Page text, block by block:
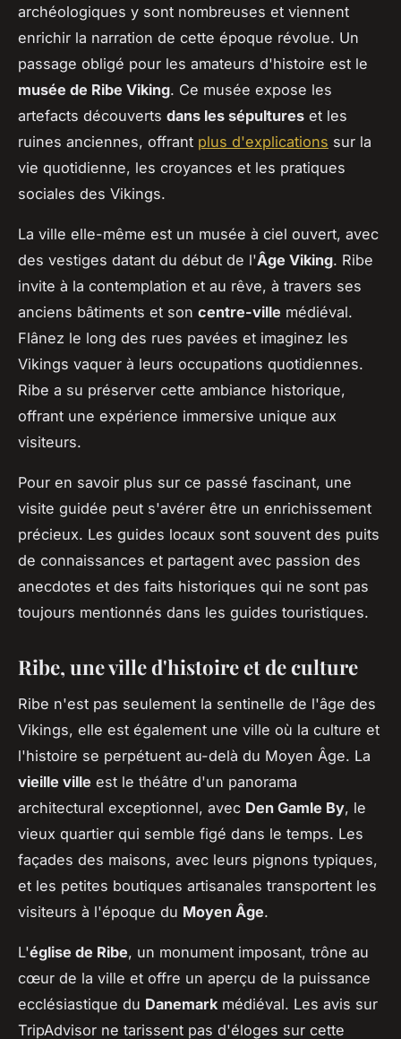
archéologiques y sont nombreuses et viennent
enrichir la narration de cette époque révolue. Un
passage obligé pour les amateurs d'histoire est le
musée de Ribe Viking. Ce musée expose les
artefacts découverts dans les sépultures et les
ruines anciennes, offrant plus d'explications sur la
vie quotidienne, les croyances et les pratiques
sociales des Vikings.
La ville elle-même est un musée à ciel ouvert, avec
des vestiges datant du début de l'Âge Viking. Ribe
invite à la contemplation et au rêve, à travers ses
anciens bâtiments et son centre-ville médiéval.
Flânez le long des rues pavées et imaginez les
Vikings vaquer à leurs occupations quotidiennes.
Ribe a su préserver cette ambiance historique,
offrant une expérience immersive unique aux
visiteurs.
Pour en savoir plus sur ce passé fascinant, une
visite guidée peut s'avérer être un enrichissement
précieux. Les guides locaux sont souvent des puits
de connaissances et partagent avec passion des
anecdotes et des faits historiques qui ne sont pas
toujours mentionnés dans les guides touristiques.
Ribe, une ville d'histoire et de culture
Ribe n'est pas seulement la sentinelle de l'âge des
Vikings, elle est également une ville où la culture et
l'histoire se perpétuent au-delà du Moyen Âge. La
vieille ville est le théâtre d'un panorama
architectural exceptionnel, avec Den Gamle By, le
vieux quartier qui semble figé dans le temps. Les
façades des maisons, avec leurs pignons typiques,
et les petites boutiques artisanales transportent les
visiteurs à l'époque du Moyen Âge.
L'église de Ribe, un monument imposant, trône au
cœur de la ville et offre un aperçu de la puissance
ecclésiastique du Danemark médiéval. Les avis sur
TripAdvisor ne tarissent pas d'éloges sur cette